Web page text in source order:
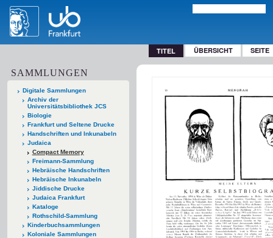
TITEL ÜBERSICHT SEITE
SAMMLUNGEN
Digitale Sammlungen
Archiv der
Universitätsbibliothek JCS
Biologie
Frankfurt und Seltene Drucke
Handschriften und Inkunabeln
Judaica
Compact Memory
Freimann-Sammlung
Hebräische Handschriften
Hebräische Inkunabeln
Jiddische Drucke
Judaica Frankfurt
Kataloge
Rothschild-Sammlung
Kinderbuchsammlungen
Koloniale Sammlungen